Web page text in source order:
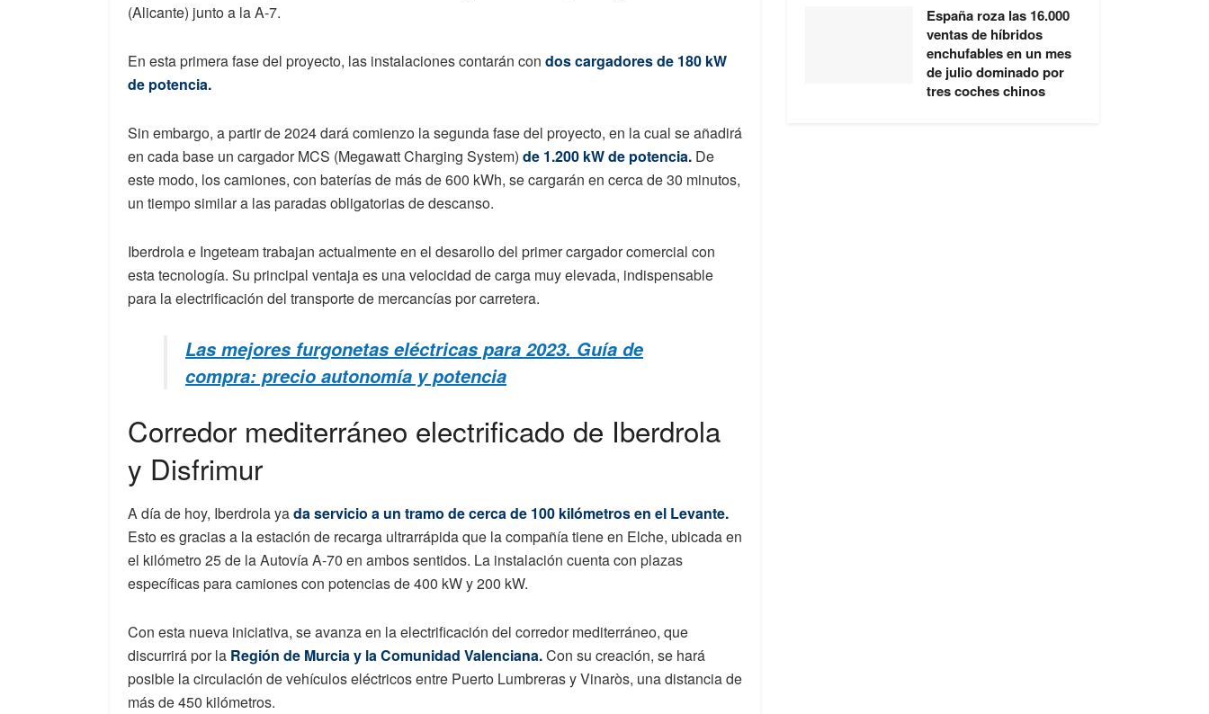
(Alicante) junto a la A-7.
En esta primera fase del proyecto, las instalaciones contarán con dos cargadores de 180 kW
de potencia.
Sin embargo, a partir de 2024 dará comienzo la segunda fase del proyecto, en la cual se añadirá
en cada base un cargador MCS (Megawatt Charging System) de 1.200 kW de potencia. De
este modo, los camiones, con baterías de más de 600 kWh, se cargarán en cerca de 30 minutos,
un tiempo similar a las paradas obligatorias de descanso.
Iberdrola e Ingeteam trabajan actualmente en el desarollo del primer cargador comercial con
esta tecnología. Su principal ventaja es una velocidad de carga muy elevada, indispensable
para la electrificación del transporte de mercancías por carretera.
Las mejores furgonetas eléctricas para 2023. Guía de
compra: precio autonomía y potencia
Corredor mediterráneo electrificado de Iberdrola
y Disfrimur
A día de hoy, Iberdrola yada servicio a un tramo de cerca de 100 kilómetros en el Levante.
Esto es gracias a la estación de recarga ultrarrápida que la compañía tiene en Elche, ubicada en
el kilómetro 25 de la Autovía A-70 en ambos sentidos. La instalación cuenta con plazas
específicas para camiones con potencias de 400 kW y 200 kW.
Con esta nueva iniciativa, se avanza en la electrificación del corredor mediterráneo, que
discurrirá por la Región de Murcia y la Comunidad Valenciana.Con su creación, se hará
posible la circulación de vehículos eléctricos entre Puerto Lumbreras y Vinaròs, una distancia de
más de 450 kilómetros.
España roza las 16.000
ventas de híbridos
enchufables en un mes
de julio dominado por
tres coches chinos